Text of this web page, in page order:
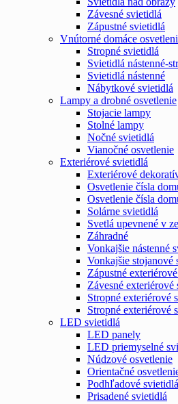
Závesné svietidlá
Zápustné svietidlá
Vnútorné domáce
Stropné svietidlá
Svietidlá nástenné-
Svietidlá nástenné
Nábytkové svietidlá
Lampy a drobné osvetlenie
Stojacie lampy
Stolné lampy
Nočné svietidlá
Vianočné osvetlenie
Exteriérové svietidlá
Exteriérové
Osvetlenie čísla
Osvetlenie čísla
Solárne svietidlá
Svetlá upevnené v
Záhradné
Vonkajšie nástenné
Vonkajšie stojanové
Zápustné
Závesné exteriérové
Stropné exteriérové
Stropné exteriérové
LED svietidlá
LED panely
LED priemyselné
Núdzové osvetlenie
Orientačné
Podhľadové svietidlá
Prisadené svietidlá